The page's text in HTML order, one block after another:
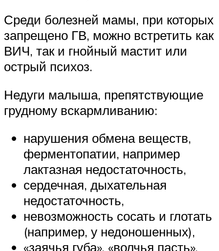
Среди болезней мамы, при которых
запрещено ГВ, можно встретить как
ВИЧ, так и гнойный мастит или
острый психоз.
Недуги малыша, препятствующие
грудному вскармливанию:
нарушения обмена веществ,
ферментопатии, например
лактазная недостаточность,
сердечная, дыхательная
недостаточность,
невозможность сосать и глотать
(например, у недоношенных),
«заячья губа», «волчья пасть».